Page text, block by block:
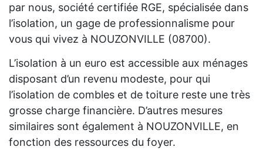
par nous, société certifiée RGE, spécialisée dans
l’isolation, un gage de professionnalisme pour
vous qui vivez à NOUZONVILLE (08700).
L’isolation à un euro est accessible aux ménages
disposant d’un revenu modeste, pour qui
l’isolation de combles et de toiture reste une très
grosse charge financière. D’autres mesures
similaires sont également à NOUZONVILLE, en
fonction des ressources du foyer.